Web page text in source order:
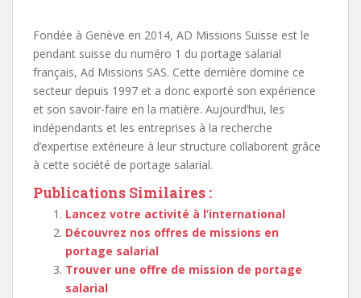
Fondée à Genève en 2014, AD Missions Suisse est le
pendant suisse du numéro 1 du portage salarial
français, Ad Missions SAS. Cette dernière domine ce
secteur depuis 1997 et a donc exporté son expérience
et son savoir-faire en la matière. Aujourd’hui, les
indépendants et les entreprises à la recherche
d’expertise extérieure à leur structure collaborent grâce
à cette société de portage salarial.
Publications Similaires :
Lancez votre activité à l’international
Découvrez nos offres de missions en
portage salarial
Trouver une offre de mission de portage
salarial